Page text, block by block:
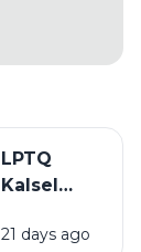
LPTQ
Kalsel
Gembleng
21 days ago